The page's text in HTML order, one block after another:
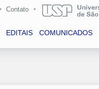
Contato
EDITAIS COMUNICADOS